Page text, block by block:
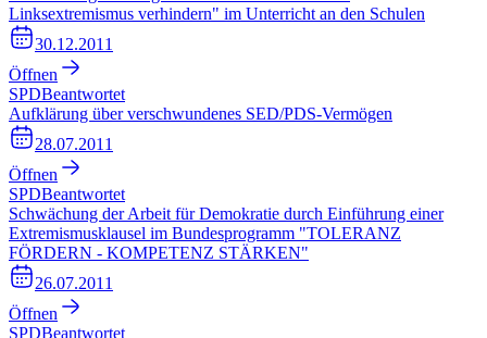
Linksextremismus verhindern" im Unterricht an den Schulen
30.12.2011
Öffnen
SPDBeantwortet
Aufklärung über verschwundenes SED/PDS-Vermögen
28.07.2011
Öffnen
SPDBeantwortet
Schwächung der Arbeit für Demokratie durch Einführung einer
Extremismusklausel im Bundesprogramm "TOLERANZ
FÖRDERN - KOMPETENZ STÄRKEN"
26.07.2011
Öffnen
SPDBeantwortet